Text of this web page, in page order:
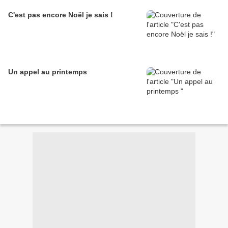
C'est pas encore Noël je sais !
Un appel au printemps